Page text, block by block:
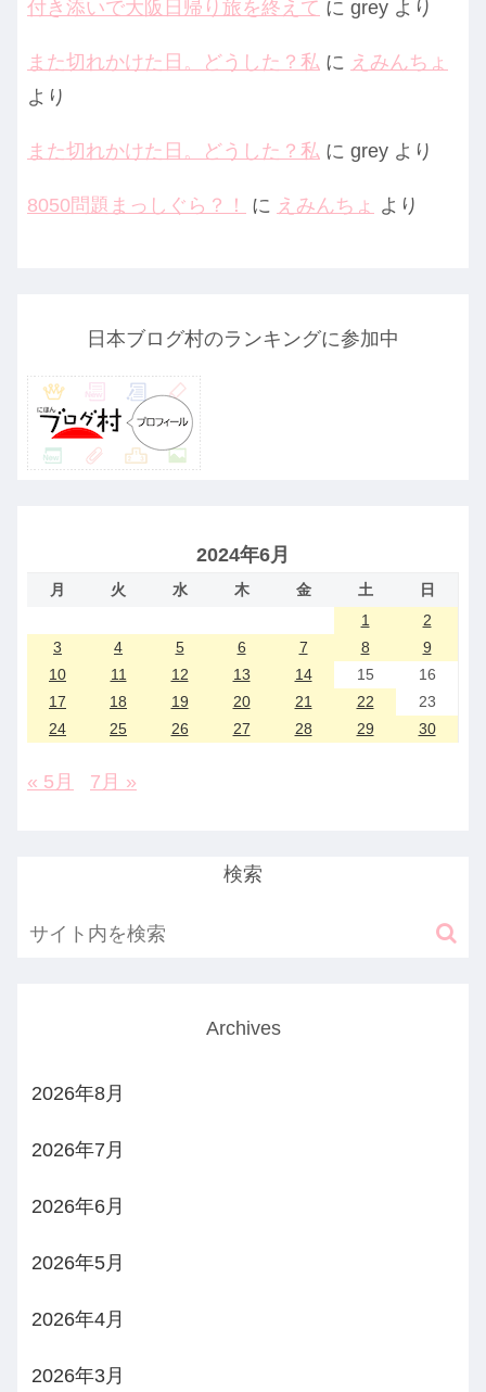
付き添いで大阪日帰り旅を終えて に grey より
また切れかけた日。どうした？私 に えみんちょ
より
また切れかけた日。どうした？私 に grey より
8050問題まっしぐら？！ に えみんちょ より
日本ブログ村のランキングに参加中
2024年6月
月 火 水 木 金 土
日
1
2
3
4 5 6 7 8
9
10
11 12 13 14 15
16
17
18 19 20 21 22
23
24
25 26 27 28 29 30
« 5月 7月 »
検索
Archives
2026年8月
2026年7月
2026年6月
2026年5月
2026年4月
2026年3月